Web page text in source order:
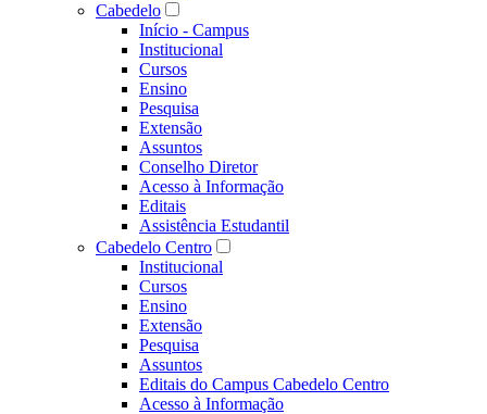
Cabedelo
Início - Campus
Institucional
Cursos
Ensino
Pesquisa
Extensão
Assuntos
Conselho Diretor
Acesso à Informação
Editais
Assistência Estudantil
Cabedelo Centro
Institucional
Cursos
Ensino
Extensão
Pesquisa
Assuntos
Editais do Campus Cabedelo Centro
Acesso à Informação